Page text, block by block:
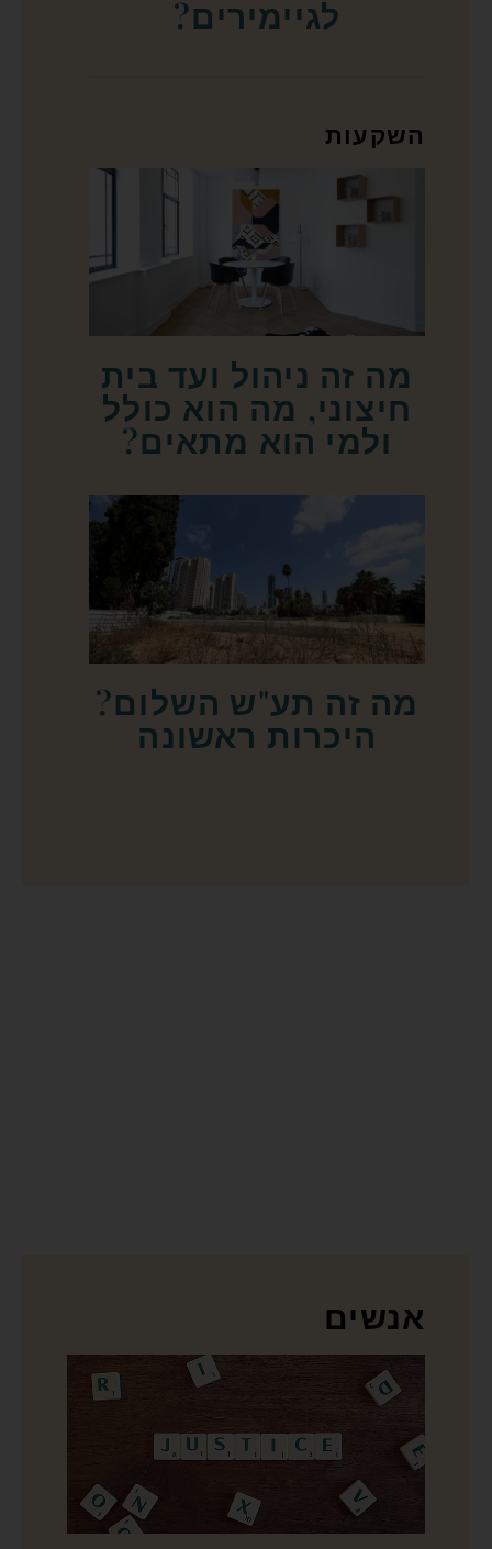
לגיימירים?
השקעות
מה זה ניהול ועד בית
חיצוני, מה הוא כולל
ולמי הוא מתאים?
מה זה תע"ש השלום?
היכרות ראשונה
אנשים